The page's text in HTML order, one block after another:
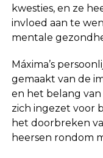
kwesties, en ze
invloed aan te
mentale
Máxima’s
gemaakt van de
en het belang
zich ingezet voor
het doorbreken
heersen rondom